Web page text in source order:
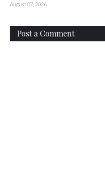
August 07, 2026
Post a Comment